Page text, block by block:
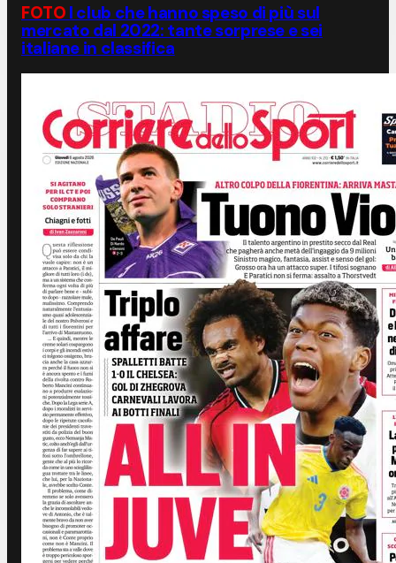
FOTO I club che hanno speso di più sul
mercato dal 2022: tante sorprese e sei
italiane in classifica